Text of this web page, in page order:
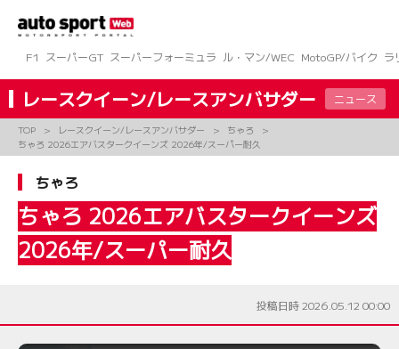
ツ
へ
ス
キ
プ
F1 スーパーGT スーパーフォーミュラ ル・マン/WEC MotoGP/バイク ラ
レースクイーン/レースアンバサダー ニュース
TOP レースクイーン/レースアンバサダー
ちゃろ
ちゃろ 2026エアバスタークイーンズ 2026年/スーパー耐久
ちゃろ
ちゃろ 2026エアバスタークイーンズ
2026年/スーパー耐久
投稿日時 2026.05.12 00:00